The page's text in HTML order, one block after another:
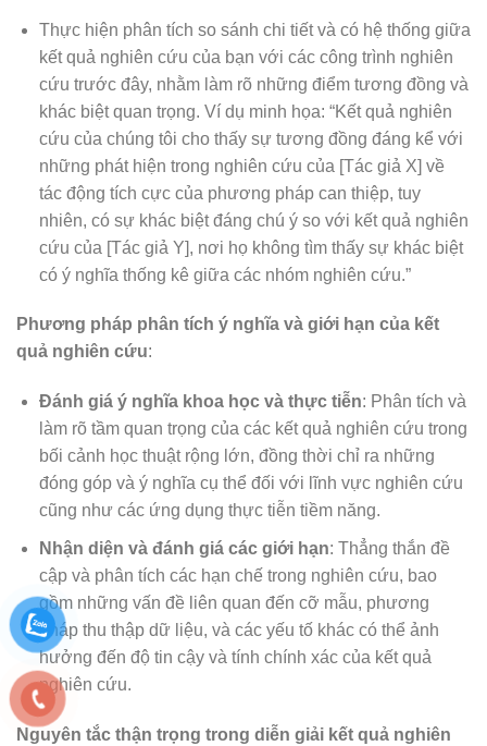
Thực hiện phân tích so sánh chi tiết và có hệ thống giữa
kết quả nghiên cứu của bạn với các công trình nghiên
cứu trước đây, nhằm làm rõ những điểm tương đồng và
khác biệt quan trọng. Ví dụ minh họa: “Kết quả nghiên
cứu của chúng tôi cho thấy sự tương đồng đáng kể với
những phát hiện trong nghiên cứu của [Tác giả X] về
tác động tích cực của phương pháp can thiệp, tuy
nhiên, có sự khác biệt đáng chú ý so với kết quả nghiên
cứu của [Tác giả Y], nơi họ không tìm thấy sự khác biệt
có ý nghĩa thống kê giữa các nhóm nghiên cứu.”
Phương pháp phân tích ý nghĩa và giới hạn của kết
quả nghiên cứu:
Đánh giá ý nghĩa khoa học và thực tiễn: Phân tích và
làm rõ tầm quan trọng của các kết quả nghiên cứu trong
bối cảnh học thuật rộng lớn, đồng thời chỉ ra những
đóng góp và ý nghĩa cụ thể đối với lĩnh vực nghiên cứu
cũng như các ứng dụng thực tiễn tiềm năng.
Nhận diện và đánh giá các giới hạn: Thẳng thắn đề
cập và phân tích các hạn chế trong nghiên cứu, bao
gồm những vấn đề liên quan đến cỡ mẫu, phương
pháp thu thập dữ liệu, và các yếu tố khác có thể ảnh
hưởng đến độ tin cậy và tính chính xác của kết quả
nghiên cứu.
Nguyên tắc thận trọng trong diễn giải kết quả nghiên